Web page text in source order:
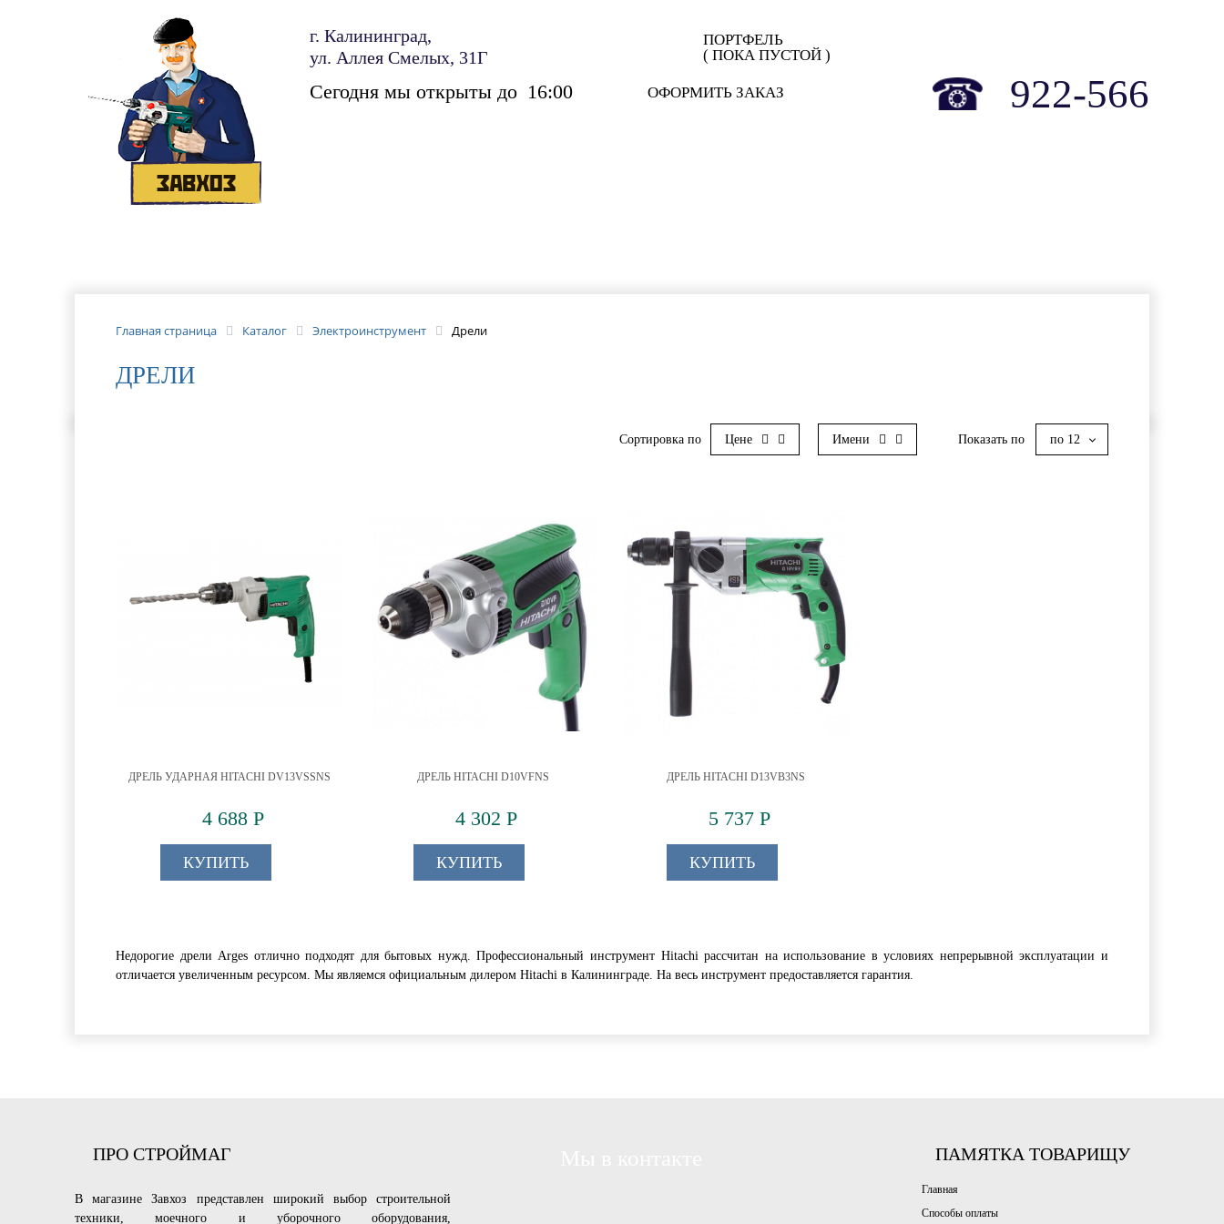
ОФОРМИТЬ ЗАКАЗ
ПОРТФЕЛЬ
( ПОКА ПУСТОЙ )
г. Калининград,
ул. Аллея Смелых, 31Г
Сегодня мы открыты до 16:00 922-566
Главная страница Каталог Электроинструмент Дрели
ДРЕЛИ
Сортировка по Цене Имени Показать по
ДРЕЛЬ УДАРНАЯ HITACHI DV13VSSNS
4 688 Р
КУПИТЬ
ДРЕЛЬ HITACHI D10VFNS
4 302 Р
КУПИТЬ
ДРЕЛЬ HITACHI D13VB3NS
5 737 Р
КУПИТЬ
Недорогие дрели Arges отлично подходят для бытовых нужд. Профессиональный инструмент Hitachi рассчитан на использование в условиях непрерывной эксплуатации и
отличается увеличенным ресурсом. Мы являемся официальным дилером Hitachi в Калининграде. На весь инструмент предоставляется гарантия.
ПРО СТРОЙМАГ
В магазинеЗавхоз представлен широкий выбор строительной
техники, моечного и уборочного оборудования,
ПАМЯТКА ТОВАРИЩУ
Главная
Способы оплаты